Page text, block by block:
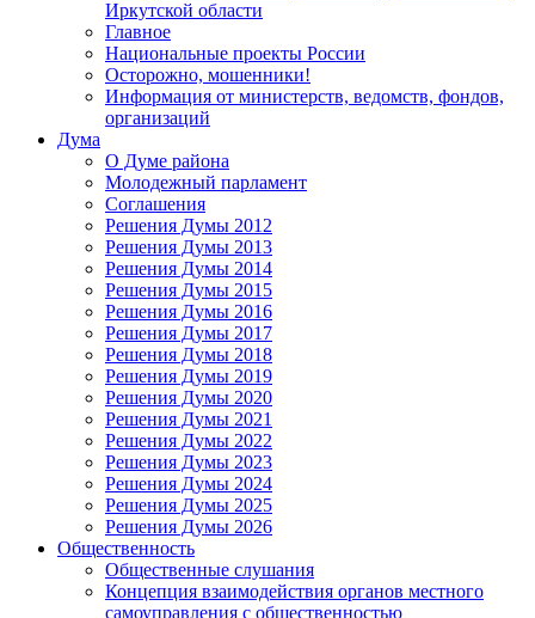
Иркутской области
Главное
Национальные проекты России
Осторожно, мошенники!
Информация от министерств, ведомств, фондов,
организаций
Дума
О Думе района
Молодежный парламент
Соглашения
Решения Думы 2012
Решения Думы 2013
Решения Думы 2014
Решения Думы 2015
Решения Думы 2016
Решения Думы 2017
Решения Думы 2018
Решения Думы 2019
Решения Думы 2020
Решения Думы 2021
Решения Думы 2022
Решения Думы 2023
Решения Думы 2024
Решения Думы 2025
Решения Думы 2026
Общественность
Общественные слушания
Концепция взаимодействия органов местного
самоуправления с общественностью